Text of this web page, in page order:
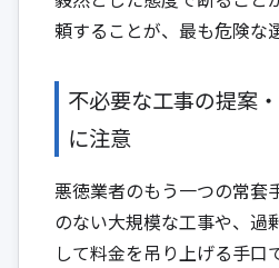
頼することが、最も危険な
不必要な工事の提案
に注意
悪徳業者のもう一つの常套
のない大規模な工事や、過
して料金を吊り上げる手口